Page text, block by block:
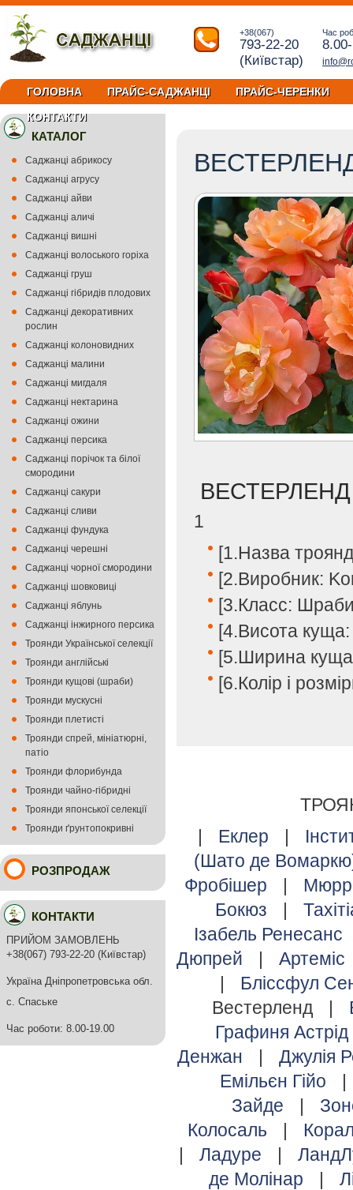
+38(067)
793-22-20
(Київстар)
Час
ГОЛОВНА ПРАЙС-САДЖАНЦІ
ПРАЙС-ЧЕРЕНКИ
КОНТАКТИ
1
[1.Назва
[2.Виробник:
[3.Класс:
[4.Висота
[5.Ширина
[6.Колір і
|
Еклер |
(Шато де
Фробішер
|
Бокюз
|
Ізабель Ренесанс
Дюпрей
|
Артеміс
|
Бліссфул
Вестерленд
|
Графиня
Денжан
|
Джулія
Емільєн Гійо
|
Зайде
|
Колосаль
|
|
Ладуре |
де Молінар
|
КАТАЛОГ
Саджанці абрикосу
Саджанці агрусу
Саджанці айви
Саджанці аличі
Саджанці вишні
Саджанці волоського горіха
Саджанці груш
Саджанці гібридів плодових
Саджанці декоративних
рослин
Саджанці колоновидних
Саджанці малини
Саджанці мигдаля
Саджанці нектарина
Саджанці ожини
Саджанці персика
Саджанці порічок та білої
смородини
Саджанці сакури
Саджанці сливи
Саджанці фундука
Саджанці черешні
Саджанці чорної смородини
Саджанці шовковиці
Саджанці яблунь
Саджанці інжирного персика
Троянди Української селекції
Троянди англійські
Троянди кущові (шраби)
Троянди мускусні
Троянди плетисті
Троянди спрей, мініатюрні,
патіо
Троянди флорибунда
Троянди чайно-гібридні
Троянди японської селекції
Троянди ґрунтопокривні
РОЗПРОДАЖ
КОНТАКТИ
ПРИЙОМ ЗАМОВЛЕНЬ
+38(067) 793-22-20 (Київстар)
Україна Дніпропетровська обл.
с. Спаське
Час роботи: 8.00-19.00